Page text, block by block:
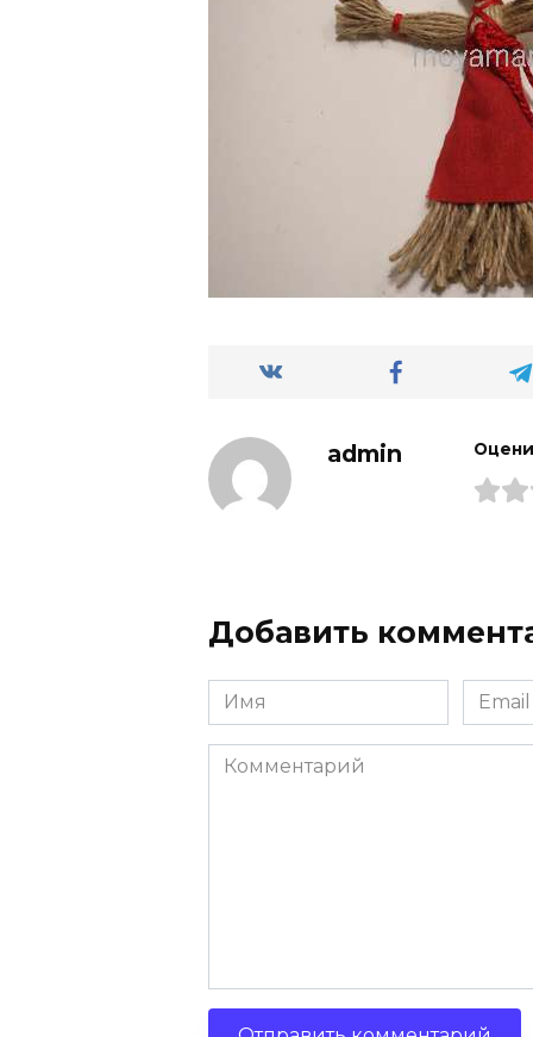
admin
Добавить
Имя Email
Комментарий